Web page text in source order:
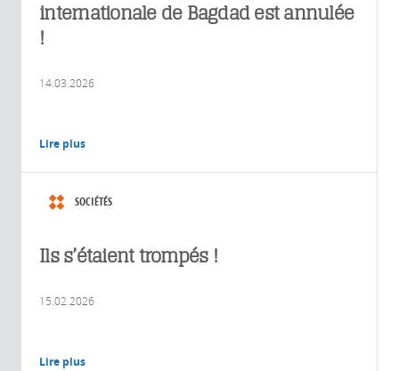
internationale de Bagdad est annulée
!
14.03.2026
Lire plus
SOCIÉTÉS
Ils s’étaient trompés !
15.02.2026
Lire plus